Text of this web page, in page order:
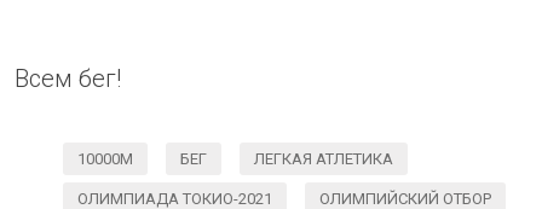
Всем бег!
10000М БЕГ ЛЕГКАЯ АТЛЕТИКА
ОЛИМПИАДА ТОКИО-2021 ОЛИМПИЙСКИЙ ОТБОР